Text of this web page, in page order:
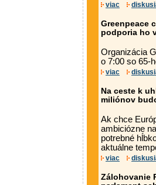
viac
Greenpeace
podporia ho
Organizácia
o 7:00 so 65-
viac
Na ceste k
miliónov
Ak chce
ambiciózne
potrebné
aktuálne
viac
Zálohovanie